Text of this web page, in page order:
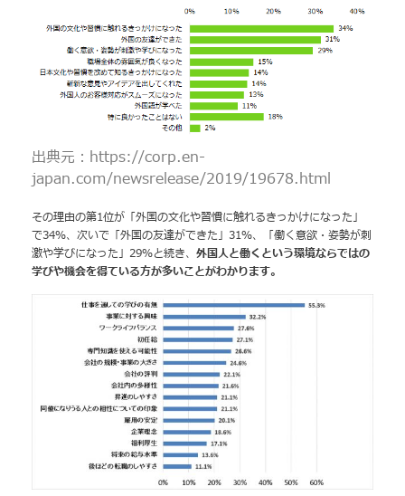
出典元：https://corp.en-
japan.com/newsrelease/2019/19678.html
その理由の第1位が「外国の文化や習慣に触れるきっかけになった」
で34％、次いで「外国の友達ができた」31％、「働く意欲・姿勢が刺
激や学びになった」29％と続き、 外国人と働くという環境ならではの
学びや機会を得ている方が多いことがわかります。